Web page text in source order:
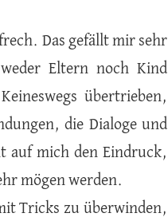
Das gefällt mir sehr
Eltern noch Kind
übertrieben,
die Dialoge und
auf mich den Eindruck,
mögen werden.
Tricks zu überwinden,